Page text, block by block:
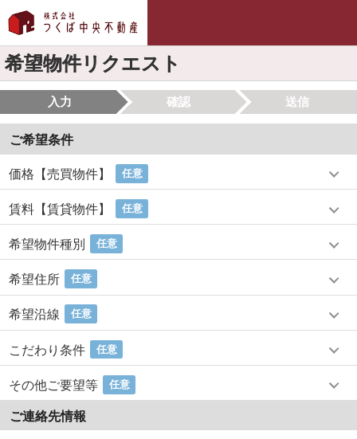
希望物件リクエスト
入力 確認 送信
ご希望条件
価格【売買物件】 任意
賃料【賃貸物件】 任意
希望物件種別 任意
希望住所 任意
希望沿線 任意
こだわり条件 任意
その他ご要望等 任意
ご連絡先情報